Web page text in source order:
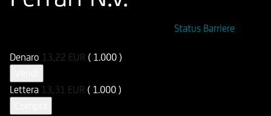
Status Barriere
Denaro 13,22 EUR ( 1.000 )
Lettera 13,31 EUR ( 1.000 )